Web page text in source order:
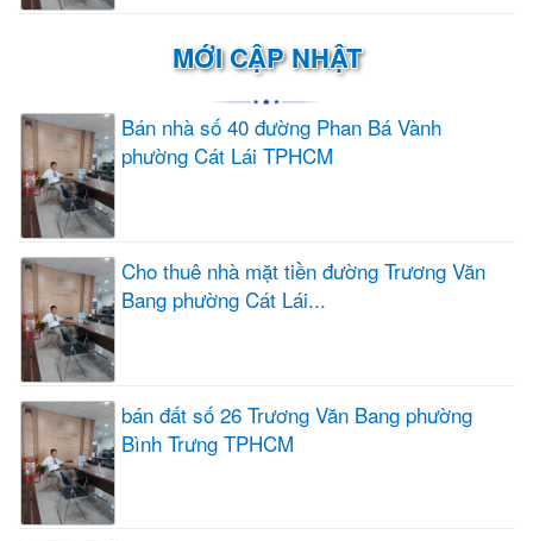
MỚI CẬP NHẬT
Bán nhà số 40 đường Phan Bá Vành
phường Cát Lái TPHCM
Cho thuê nhà mặt tiền đường Trương Văn
Bang phường Cát Lái...
bán đất số 26 Trương Văn Bang phường
Bình Trưng TPHCM